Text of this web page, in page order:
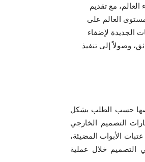
مع تقديم
العالم على
الجديدة لإضفاء
وصولاً إلى تنفيذ
حسب الطلب بشكل
التصميم الخارجي
الأبواب المضيئة،
التصميم خلال عملية